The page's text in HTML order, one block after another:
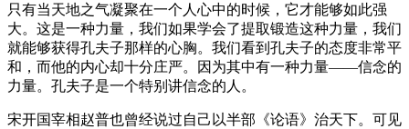
只有当天地之气凝聚在一个人心中的时候，它才能够如此强
大。这是一种力量，我们如果学会了提取锻造这种力量，我们
就能够获得孔夫子那样的心胸。我们看到孔夫子的态度非常平
和，而他的内心却十分庄严。因为其中有一种力量——信念的
力量。孔夫子是一个特别讲信念的人。
宋开国宰相赵普也曾经说过自己以半部《论语》治天下。可见